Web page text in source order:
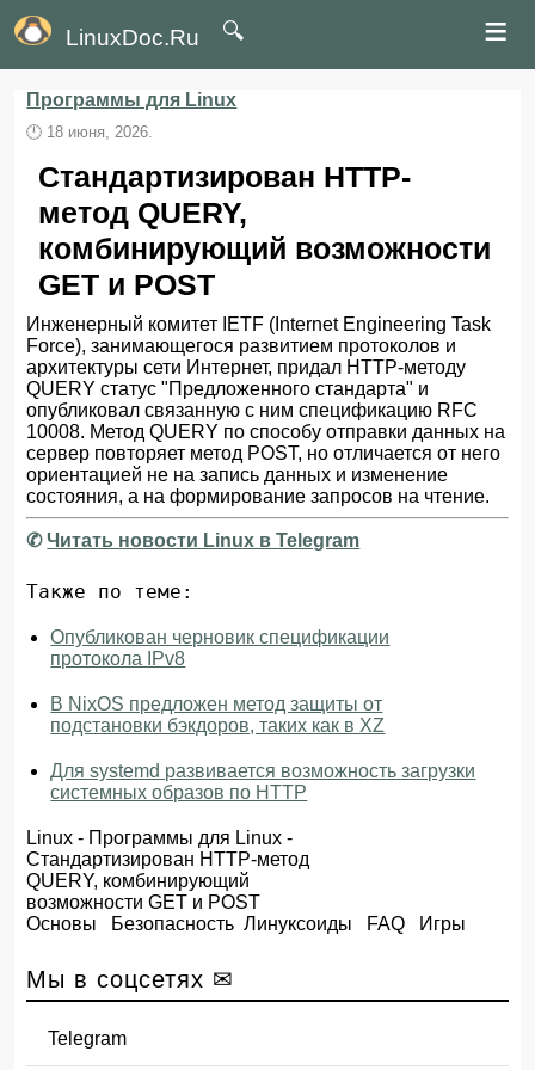
LinuxDoc.Ru 🔍 ≡
Программы для Linux
🕛 18 июня, 2026.
Стандартизирован HTTP-
метод QUERY,
комбинирующий возможности
GET и POST
Инженерный комитет IETF (Internet Engineering Task
Force), занимающегося развитием протоколов и
архитектуры сети Интернет, придал HTTP-методу
QUERY статус "Предложенного стандарта" и
опубликовал связанную с ним спецификацию RFC
10008. Метод QUERY по способу отправки данных на
сервер повторяет метод POST, но отличается от него
ориентацией не на запись данных и изменение
состояния, а на формирование запросов на чтение.
✆Читать новости Linux в Telegram
Также по теме:
Опубликован черновик спецификации
протокола IPv8
В NixOS предложен метод защиты от
подстановки бэкдоров, таких как в XZ
Для systemd развивается возможность загрузки
системных образов по HTTP
Linux - Программы для Linux -
Стандартизирован HTTP-метод
QUERY, комбинирующий
возможности GET и POST
Основы
Безопасность Линуксоиды FAQ Игры
Мы в соцсетях ✉
Telegram